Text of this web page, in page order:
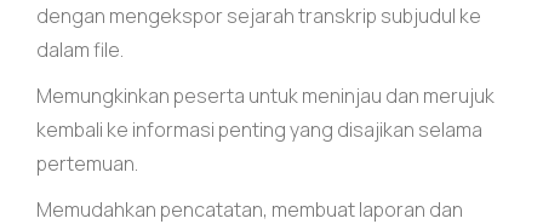
dengan mengekspor sejarah transkrip subjudul ke
dalam file.
Memungkinkan peserta untuk meninjau dan merujuk
kembali ke informasi penting yang disajikan selama
pertemuan.
Memudahkan pencatatan, membuat laporan dan